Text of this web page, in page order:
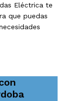
Eléctrica te
que puedas